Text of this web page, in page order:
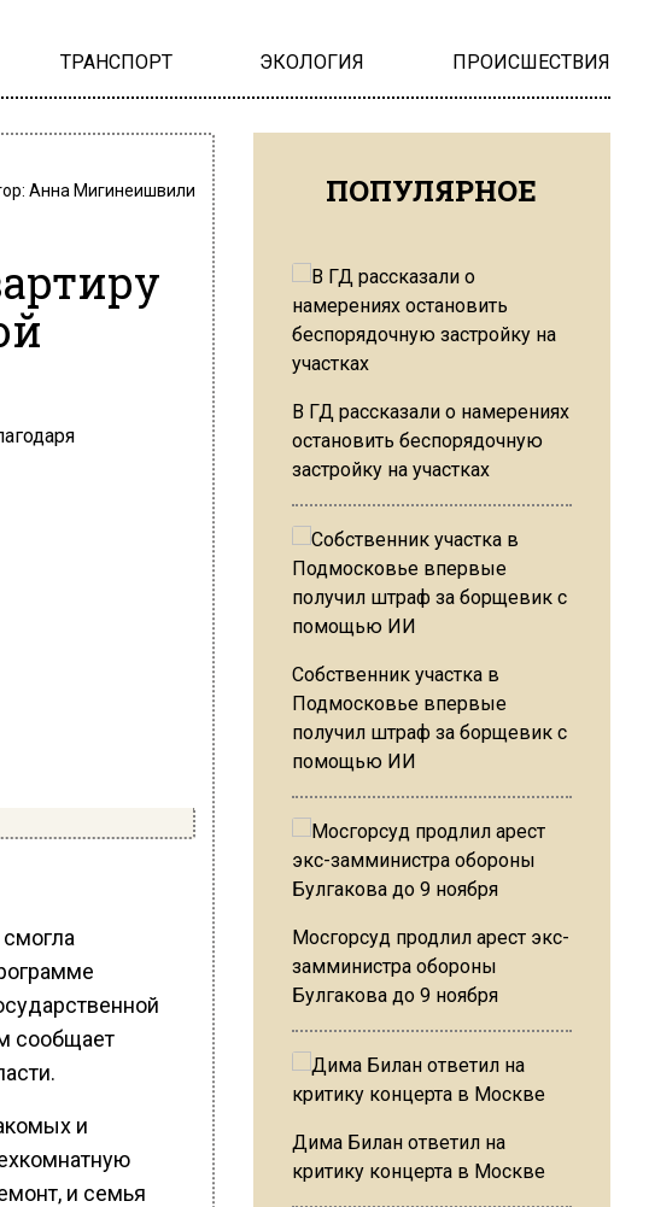
ТРАНСПОРТ ЭКОЛОГИЯ ПРОИСШЕСТВИЯ
Анна Мигинеишвили
сообщает
и
и семья
ПОПУЛЯРНОЕ
В ГД рассказали о намерениях
остановить беспорядочную
застройку на участках
Собственник участка в
Подмосковье впервые
получил штраф за борщевик с
помощью ИИ
Мосгорсуд продлил арест экс-
замминистра обороны
Булгакова до 9 ноября
Дима Билан ответил на
критику концерта в Москве